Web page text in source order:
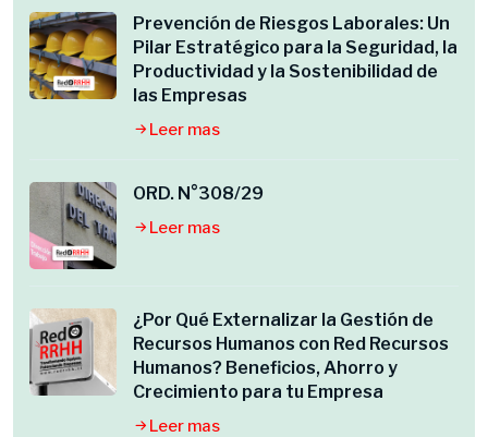
Prevención de Riesgos Laborales: Un
Pilar Estratégico para la Seguridad, la
Productividad y la Sostenibilidad de
las Empresas
Leer mas
ORD. N°308/29
Leer mas
¿Por Qué Externalizar la Gestión de
Recursos Humanos con Red Recursos
Humanos? Beneficios, Ahorro y
Crecimiento para tu Empresa
Leer mas